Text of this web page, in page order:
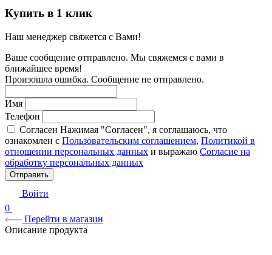
Купить в 1 клик
Наш менеджер свяжется с Вами!
Ваше сообщение отправлено. Мы свяжемся с вами в
ближайшее время!
Произошла ошибка. Сообщение не отправлено.
Имя
Телефон
Согласен Нажимая "Согласен", я соглашаюсь, что
ознакомлен с Пользовательским соглашением, Политикой в
отношении персональных данных и выражаю Согласие на
обработку персональных данных
Отправить
Войти
0
Перейти в магазин
Описание продукта